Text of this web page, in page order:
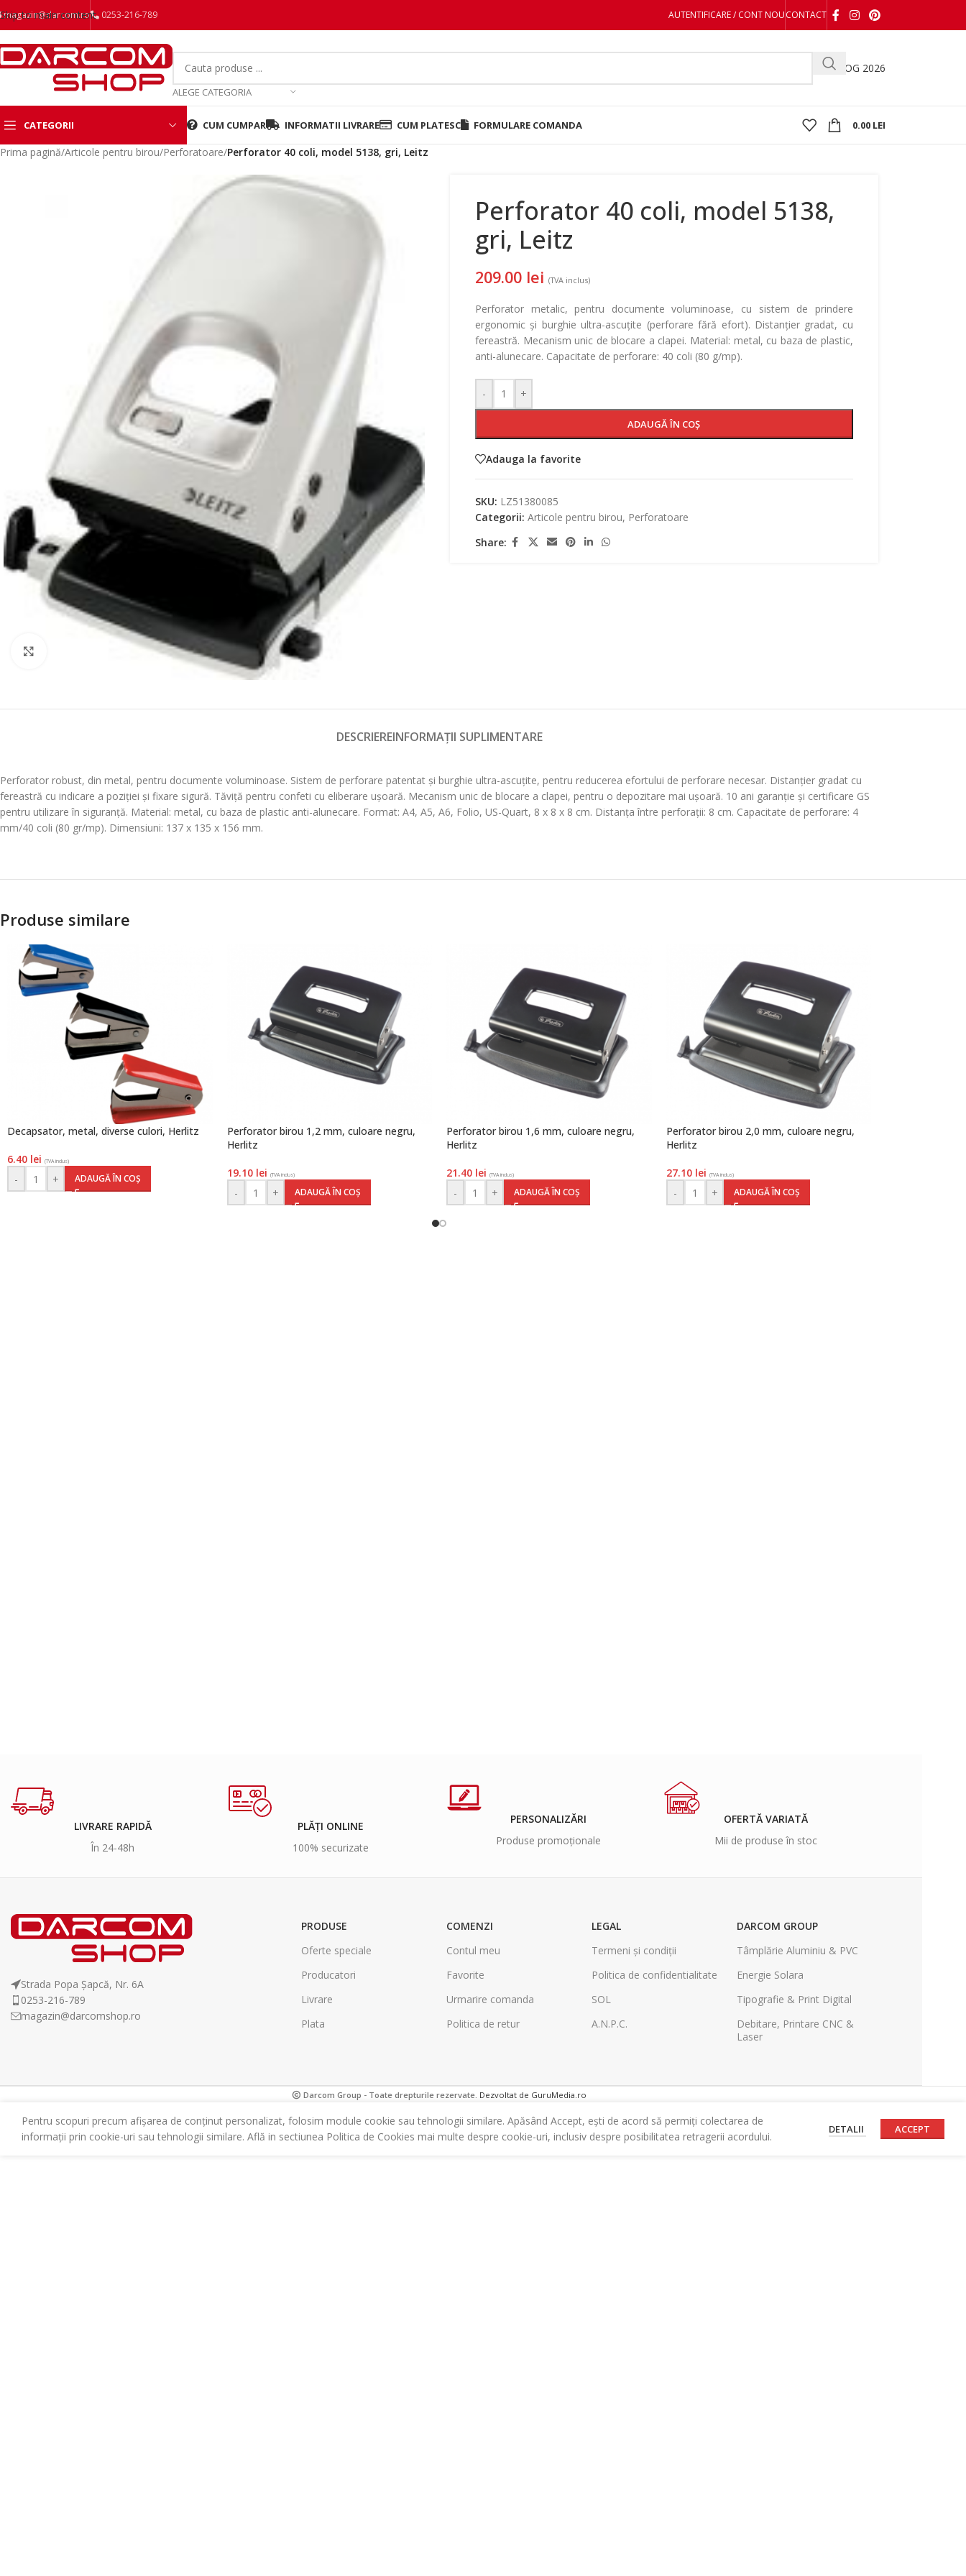
Skip to main content
magazin@darcom.ro 0253-216-789 AUTENTIFICARE / CONT NOUCONTACT
ALEGE CATEGORIA
CATALOG 2026
CATEGORII CUM CUMPAR INFORMATII LIVRARE CUM PLATESC FORMULARE COMANDA 0.00 LEI
Prima pagină/Articole pentru birou/Perforatoare/Perforator 40 coli, model 5138, gri, Leitz
Perforator 40 coli, model 5138,
gri, Leitz
209.00 lei (TVA inclus)
Perforator metalic, pentru documente voluminoase, cu sistem de prindere
ergonomic și burghie ultra-ascuțite (perforare fără efort). Distanțier gradat, cu
fereastră. Mecanism unic de blocare a clapei. Material: metal, cu baza de plastic,
anti-alunecare. Capacitate de perforare: 40 coli (80 g/mp).
- +
ADAUGĂ ÎN COȘ
Adauga la favorite
SKU: LZ51380085
Categorii: Articole pentru birou, Perforatoare
Share:
DESCRIEREINFORMAȚII SUPLIMENTARE
Perforator robust, din metal, pentru documente voluminoase. Sistem de perforare patentat și burghie ultra-ascuțite, pentru reducerea efortului de perforare necesar. Distanțier gradat cu
fereastră cu indicare a poziției și fixare sigură. Tăviță pentru confeti cu eliberare ușoară. Mecanism unic de blocare a clapei, pentru o depozitare mai ușoară. 10 ani garanție și certificare GS
pentru utilizare în siguranță. Material: metal, cu baza de plastic anti-alunecare. Format: A4, A5, A6, Folio, US-Quart, 8 x 8 x 8 cm. Distanța între perforații: 8 cm. Capacitate de perforare: 4
mm/40 coli (80 gr/mp). Dimensiuni: 137 x 135 x 156 mm.
Produse similare
Decapsator, metal, diverse culori, Herlitz
6.40 lei (TVA inclus)
- + ADAUGĂ ÎN COȘ
Perforator birou 1,2 mm, culoare negru,
Herlitz
19.10 lei (TVA inclus)
- + ADAUGĂ ÎN COȘ
Perforator birou 1,6 mm, culoare negru,
Herlitz
21.40 lei (TVA inclus)
- + ADAUGĂ ÎN COȘ
Perforator birou 2,0 mm, culoare negru,
Herlitz
27.10 lei (TVA inclus)
- + ADAUGĂ ÎN COȘ
LIVRARE RAPIDĂ
În 24-48h
PLĂȚI ONLINE
100% securizate
PERSONALIZĂRI
Produse promoționale
OFERTĂ VARIATĂ
Mii de produse în stoc
Strada Popa Șapcă, Nr. 6A
0253-216-789
magazin@darcomshop.ro
PRODUSE
Oferte speciale
Producatori
Livrare
Plata
COMENZI
Contul meu
Favorite
Urmarire comanda
Politica de retur
LEGAL
Termeni și condiții
Politica de confidentialitate
SOL
A.N.P.C.
DARCOM GROUP
Tâmplărie Aluminiu & PVC
Energie Solara
Tipografie & Print Digital
Debitare, Printare CNC &
Laser
Darcom Group - Toate drepturile rezervate. Dezvoltat de GuruMedia.ro
Pentru scopuri precum afișarea de conținut personalizat, folosim module cookie sau tehnologii similare. Apăsând Accept, ești de acord să permiți colectarea de
informații prin cookie-uri sau tehnologii similare. Află in sectiunea Politica de Cookies mai multe despre cookie-uri, inclusiv despre posibilitatea retragerii acordului.
DETALII ACCEPT